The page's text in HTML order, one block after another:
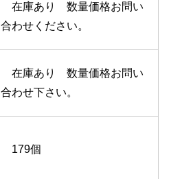
在庫あり 数量価格お問い
合わせください。
在庫あり 数量価格お問い
合わせ下さい。
179個